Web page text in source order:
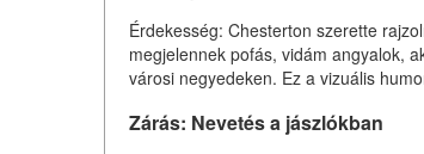
Érdekesség: Chesterton szerette
megjelennek pofás, vidám angyalok,
városi negyedeken. Ez a vizuális
Zárás: Nevetés a jászlókban